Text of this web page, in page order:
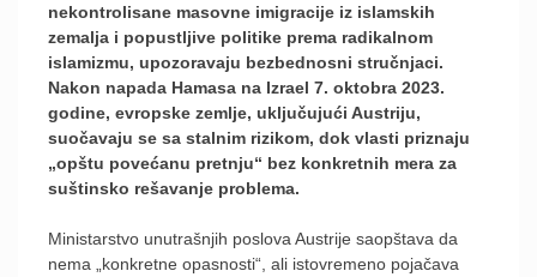
nekontrolisane masovne imigracije iz islamskih
zemalja i popustljive politike prema radikalnom
islamizmu, upozoravaju bezbednosni stručnjaci.
Nakon napada Hamasa na Izrael 7. oktobra 2023.
godine, evropske zemlje, uključujući Austriju,
suočavaju se sa stalnim rizikom, dok vlasti priznaju
„opštu povećanu pretnju“ bez konkretnih mera za
suštinsko rešavanje problema.
Ministarstvo unutrašnjih poslova Austrije saopštava da
nema „konkretne opasnosti“, ali istovremeno pojačava